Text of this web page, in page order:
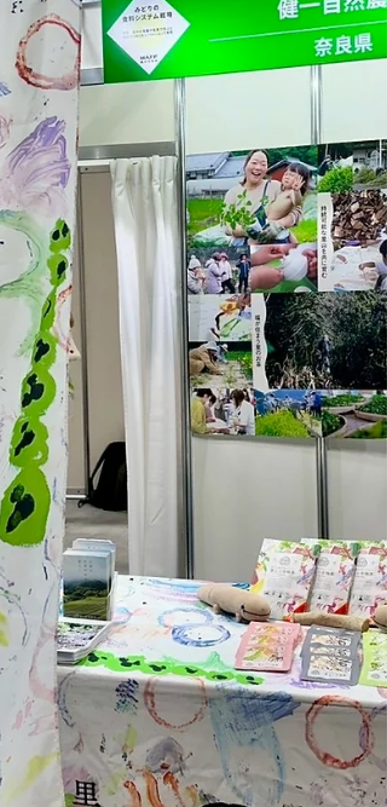
お一人ずつに修了証と収穫したお米が手渡されま
した。 受けとる喜びと、それを分かち合う喜びで
温かな時間でした。 講座をサポートしてきた山下
さんもかけつけてくださいました。 「あなたは一
年を通して、田んぼに立ち、土に触れ、苗を育
て、草をとり 実りのよろこびを分かち合いまし
た。自然の力、人のつながり、そして お米のいの
ちの循環を学ばれたことをたたえ、ここにその修
了を